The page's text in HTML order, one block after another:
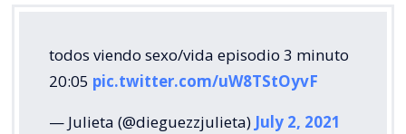
todos viendo sexo/vida episodio 3 minuto
20:05 pic.twitter.com/uW8TStOyvF
— Julieta (@dieguezzjulieta) July 2, 2021